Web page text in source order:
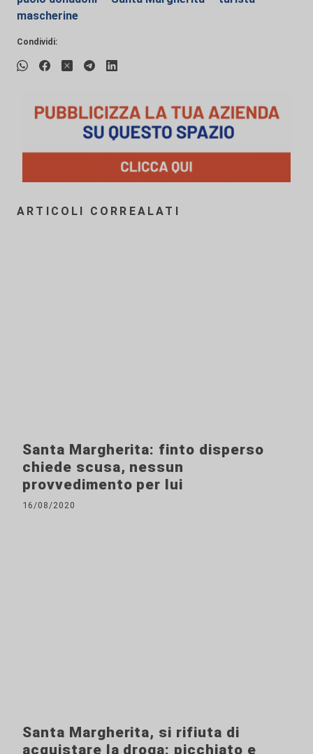
mascherine
Condividi:
ARTICOLI CORREALATI
Santa Margherita: finto disperso
chiede scusa, nessun
provvedimento per lui
16/08/2020
Santa Margherita, si rifiuta di
acquistare la droga: picchiato e